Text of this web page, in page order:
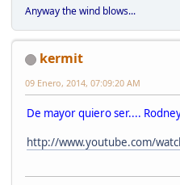
Anyway the wind blows...
kermit
09 Enero, 2014, 07:09:20 AM
De mayor quiero ser....
http://www.youtube.com/